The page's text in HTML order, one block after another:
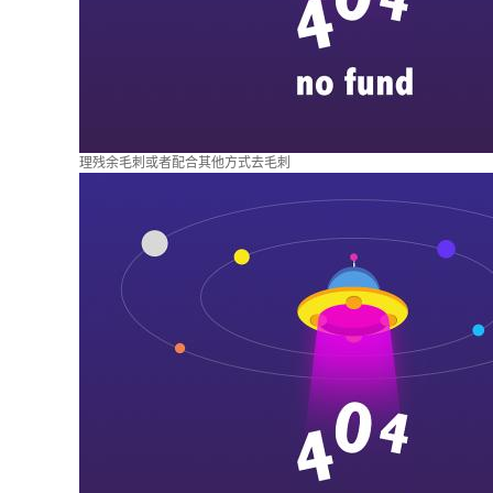
理残余毛刺或者配合其他方式去毛刺